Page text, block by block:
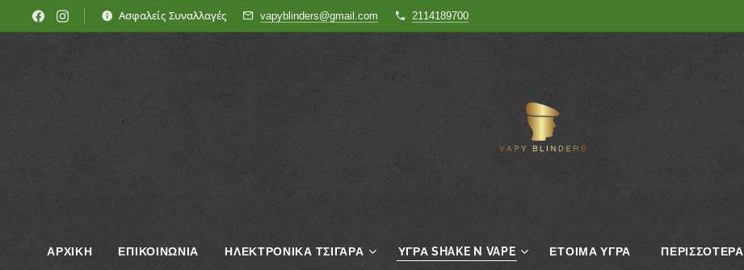
Ασφαλείς Συναλλαγές vapyblinders@gmail.com 2114189700
ΑΡΧΙΚΗ ΕΠΙΚΟΙΝΩΝΊΑ ΗΛΕΚΤΡΟΝΙΚΑ ΤΣΙΓΑΡΑ ΥΓΡΆ SHAKE N VAPE ΈΤΟΙΜΑ ΥΓΡΆ ΠΕΡΙΣΣΌΤΕΡΑ